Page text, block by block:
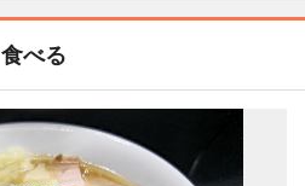
食べる